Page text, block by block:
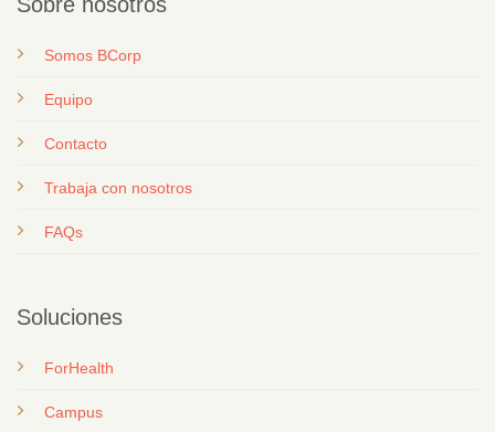
Somos BCorp
Equipo
Contacto
Trabaja con nosotros
FAQs
Soluciones
ForHealth
Campus